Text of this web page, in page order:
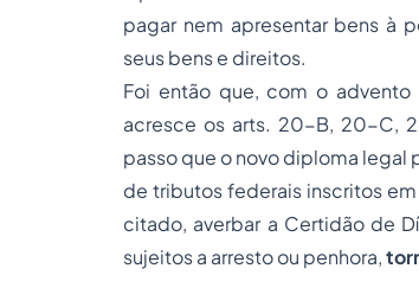
pagar nem apresentar bens à
seus bens e direitos.
Foi então que, com o
acresce os arts. 20-B, 20-C,
passo que o novo diploma legal
de tributos federais inscritos
citado, averbar a Certidão de
sujeitos a arresto ou penhora,